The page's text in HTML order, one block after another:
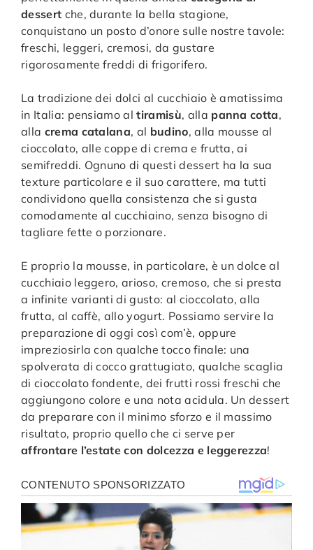
dessert che, durante la bella stagione,
conquistano un posto d’onore sulle nostre tavole:
freschi, leggeri, cremosi, da gustare
rigorosamente freddi di frigorifero.
La tradizione dei dolci al cucchiaio è amatissima
in Italia: pensiamo altiramisù, alla panna cotta,
alla crema catalana, al budino, alla mousse al
cioccolato, alle coppe di crema e frutta, ai
semifreddi. Ognuno di questi dessert ha la sua
texture particolare e il suo carattere, ma tutti
condividono quella consistenza che si gusta
comodamente al cucchiaino, senza bisogno di
tagliare fette o porzionare.
E proprio la mousse, in particolare, è un dolce al
cucchiaio leggero, arioso, cremoso, che si presta
a infinite varianti di gusto: al cioccolato, alla
frutta, al caffè, allo yogurt. Possiamo servire la
preparazione di oggi così com’è, oppure
impreziosirla con qualche tocco finale: una
spolverata di cocco grattugiato, qualche scaglia
di cioccolato fondente, dei frutti rossi freschi che
aggiungono colore e una nota acidula. Un dessert
da preparare con il minimo sforzo e il massimo
risultato, proprio quello che ci serve per
affrontare l’estate con dolcezza e leggerezza!